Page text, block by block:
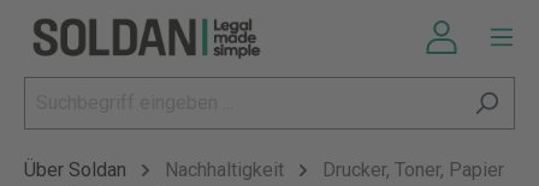
Über Soldan Nachhaltigkeit
Drucker, Toner, Papier